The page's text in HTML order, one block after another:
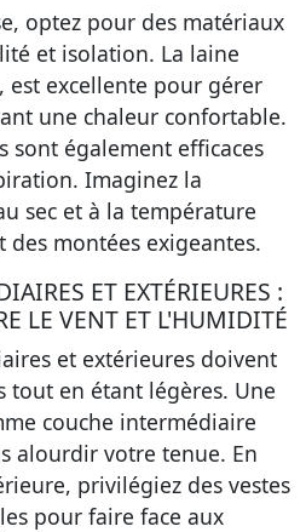
optez pour des matériaux
et isolation. La laine
est excellente pour gérer
une chaleur confortable.
sont également efficaces
Imaginez la
sec et à la température
montées exigeantes.
ET EXTÉRIEURES :
LE VENT ET L'HUMIDITÉ
et extérieures doivent
tout en étant légères. Une
couche intermédiaire
alourdir votre tenue. En
privilégiez des vestes
pour faire face aux